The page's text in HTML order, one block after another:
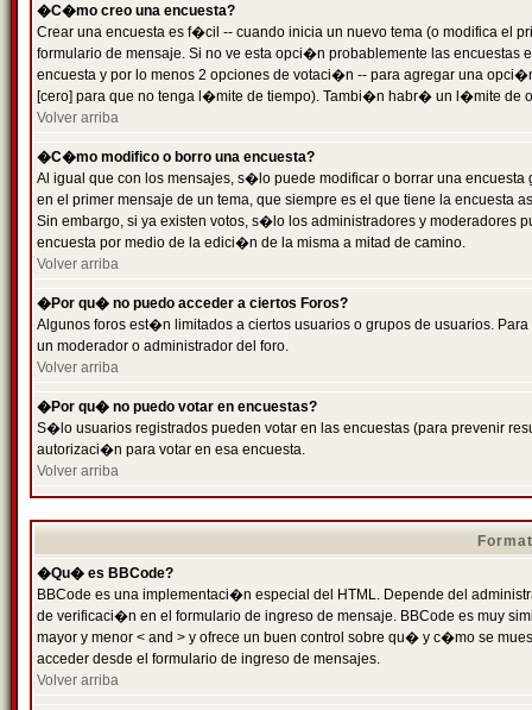
�C�mo creo una encuesta?
Crear una encuesta es f�cil -- cuando inicia un nuevo tema (o modifica el
formulario de mensaje. Si no ve esta opci�n probablemente las
encuesta y por lo menos 2 opciones de votaci�n -- para agregar una
[cero] para que no tenga l�mite de tiempo). Tambi�n habr� un l�mite de
Volver arriba
�C�mo modifico o borro una encuesta?
Al igual que con los mensajes, s�lo puede modificar o borrar una
en el primer mensaje de un tema, que siempre es el que tiene la encuesta
Sin embargo, si ya existen votos, s�lo los administradores y moderadores
encuesta por medio de la edici�n de la misma a mitad de camino.
Volver arriba
�Por qu� no puedo acceder a ciertos Foros?
Algunos foros est�n limitados a ciertos usuarios o grupos de usuarios.
un moderador o administrador del foro.
Volver arriba
�Por qu� no puedo votar en encuestas?
S�lo usuarios registrados pueden votar en las encuestas (para prevenir
autorizaci�n para votar en esa encuesta.
Volver arriba
�Qu� es BBCode?
BBCode es una implementaci�n especial del HTML. Depende del
de verificaci�n en el formulario de ingreso de mensaje. BBCode es muy
mayor y menor < and > y ofrece un buen control sobre qu� y c�mo se
acceder desde el formulario de ingreso de mensajes.
Volver arriba